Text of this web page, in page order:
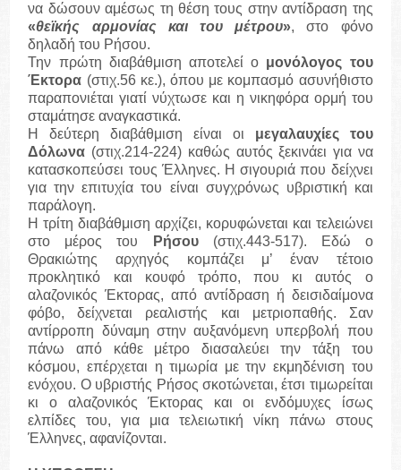
να δώσουν αμέσως τη θέση τους στην αντίδραση της
«θεϊκής αρμονίας και του μέτρου», στο φόνο
δηλαδή του Ρήσου.
Την πρώτη διαβάθμιση αποτελεί ο μονόλογος του
Έκτορα (στιχ.56 κε.), όπου με κομπασμό ασυνήθιστο
παραπονιέται γιατί νύχτωσε και η νικηφόρα ορμή του
σταμάτησε αναγκαστικά.
Η δεύτερη διαβάθμιση είναι οι μεγαλαυχίες του
Δόλωνα (στιχ.214-224) καθώς αυτός ξεκινάει για να
κατασκοπεύσει τους Έλληνες. Η σιγουριά που δείχνει
για την επιτυχία του είναι συγχρόνως υβριστική και
παράλογη.
Η τρίτη διαβάθμιση αρχίζει, κορυφώνεται και τελειώνει
στο μέρος του
Ρήσου(στιχ.443-517). Εδώ ο
Θρακιώτης αρχηγός κομπάζει μ’ έναν τέτοιο
προκλητικό και κουφό τρόπο, που κι αυτός ο
αλαζονικός Έκτορας, από αντίδραση ή δεισιδαίμονα
φόβο, δείχνεται ρεαλιστής και μετριοπαθής. Σαν
αντίρροπη δύναμη στην αυξανόμενη υπερβολή που
πάνω από κάθε μέτρο διασαλεύει την τάξη του
κόσμου, επέρχεται η τιμωρία με την εκμηδένιση του
ενόχου. Ο υβριστής Ρήσος σκοτώνεται, έτσι τιμωρείται
κι ο αλαζονικός Έκτορας και οι ενδόμυχες ίσως
ελπίδες του, για μια τελειωτική νίκη πάνω στους
Έλληνες, αφανίζονται.